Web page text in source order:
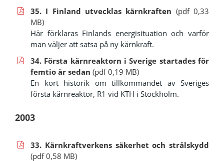
35. I Finland utvecklas kärnkraften (pdf 0,33
MB)
Här förklaras Finlands energisituation och varför
man väljer att satsa på ny kärnkraft.
34. Första kärnreaktorn i Sverige startades för
femtio år sedan(pdf 0,19 MB)
En kort historik om tillkommandet av Sveriges
första kärnreaktor, R1 vid KTH i Stockholm.
2003
33. Kärnkraftverkens säkerhet och strålskydd
(pdf0,58 MB)